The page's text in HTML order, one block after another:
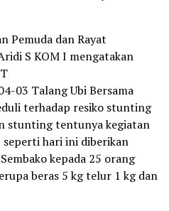
Pemuda dan Rayat
S KOM I mengatakan
03 Talang Ubi Bersama
terhadap resiko stunting
stunting tentunya kegiatan
seperti hari ini diberikan
kepada 25 orang
beras 5 kg telur 1 kg dan